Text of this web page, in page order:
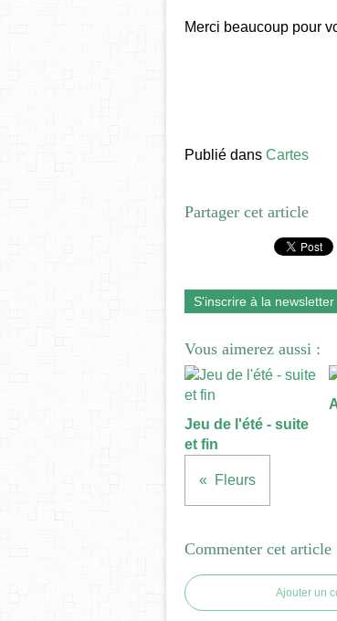
Merci beaucoup pour
Publié dans Cartes
Partager cet article
S'inscrire à la newsletter
Vous aimerez aussi :
Jeu de l'été - suite
et fin
Fleurs
Commenter cet article
Ajouter un